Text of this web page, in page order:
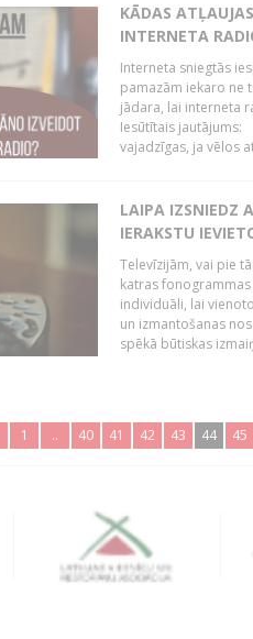
KĀDAS
INTERNETA
Interneta sniegtās
pamazām iekaro ne
jādara, lai interneta
Iesūtītais jautājums:
vajadzīgas, ja vēlos
LAIPA IZSNIEDZ
IERAKSTU
Televīzijām, vai pie
katras
individuāli, lai
un izmantošanas
spēkā būtiskas
1 .. 40 41 42 43 44 45